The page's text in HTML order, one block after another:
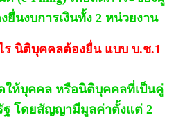
นงบการเงินทั้ง 2 หน่วยงาน
ร นิติบุคคลต้องยื่น แบบ บ.ช.1
ให้บุคคล หรือนิติบุคคลที่เป็นคู่
โดยสัญญามีมูลค่าตั้งแต่ 2